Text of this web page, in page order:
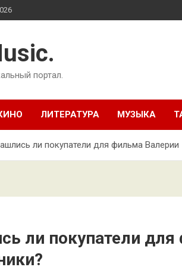
портал.
ЛИТЕРАТУРА МУЗЫКА
ли покупатели для фильма Валерии
ли покупатели